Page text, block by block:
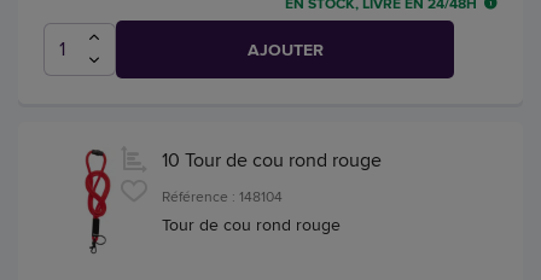
AJOUTER
10 Tour de cou rond rouge
Référence : 148104
Tour de cou rond rouge